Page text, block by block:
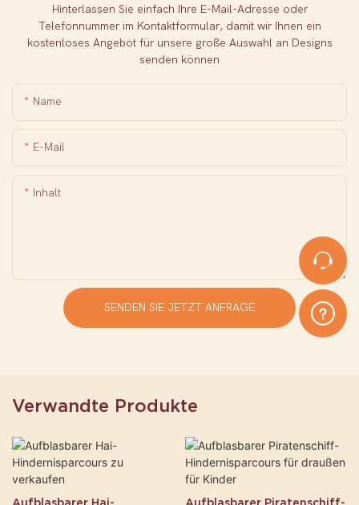
Hinterlassen Sie einfach Ihre E-Mail-Adresse oder
Telefonnummer im Kontaktformular, damit wir Ihnen ein
kostenloses Angebot für unsere große Auswahl an Designs
senden können
Name
E-Mail
Inhalt
SENDEN SIE JETZT ANFRAGE
Verwandte Produkte